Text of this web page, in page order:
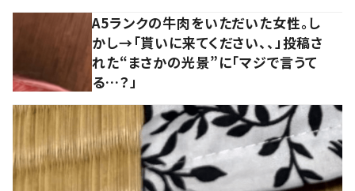
A5ランクの牛肉をいただいた女性。し
かし→「貰いに来てください、、」投稿さ
れた“まさかの光景”に「マジで言うて
る…？」